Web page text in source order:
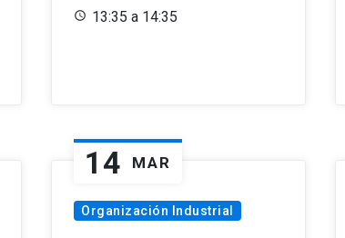
13:35 a 14:35
14 MAR
Organización Industrial